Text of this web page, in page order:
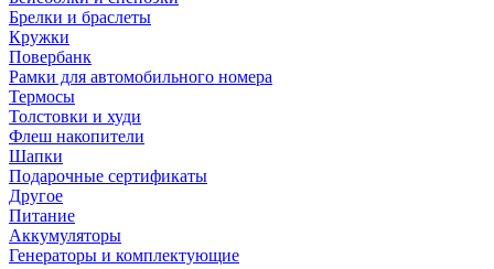
Брелки и браслеты
Кружки
Повербанк
Рамки для автомобильного номера
Термосы
Толстовки и худи
Флеш накопители
Шапки
Подарочные сертификаты
Другое
Питание
Аккумуляторы
Генераторы и комплектующие